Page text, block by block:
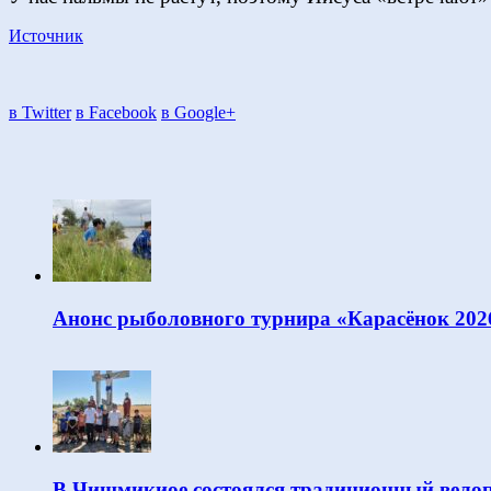
Источник
в Twitter в Facebook в Google+
Анонс рыболовного турнира «Карасёнок